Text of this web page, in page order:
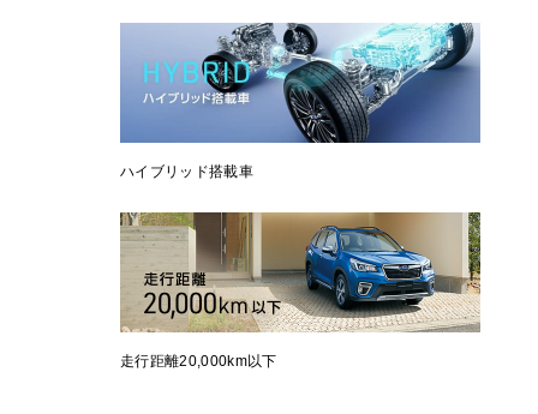
ハイブリッド搭載車
走行距離20,000km以下